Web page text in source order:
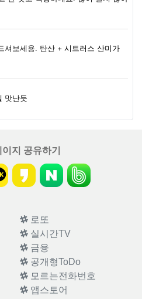
셔보세용. 탄산 + 시트러스 산미가
맛난듯
지 공유하기
로또
실시간TV
금융
공개형ToDo
모르는전화번호
앱스토어